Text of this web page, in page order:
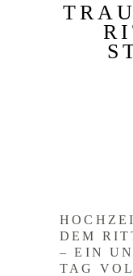
DEM
– EIN
TAG